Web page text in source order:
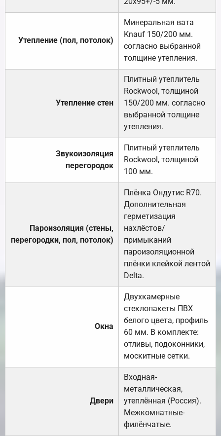
Утепление (пол, потолок)
Минеральная вата
Knauf 150/200 мм.
согласно выбранной
толщине утепления.
Утепление стен
Плитный утеплитель
Rockwool, толщиной
150/200 мм. согласно
выбранной толщине
утепления.
Звукоизоляция
перегородок
Плитный утеплитель
Rockwool, толщиной
100 мм.
Пароизоляция (стены,
перегородки, пол, потолок)
Плёнка Ондутис R70.
Дополнительная
герметизация
нахлёстов/
примыканий
пароизоляционной
плёнки клейкой лентой
Delta.
Окна
Двухкамерные
стеклопакеты ПВХ
белого цвета, профиль
60 мм. В комплекте:
отливы, подоконники,
москитные сетки.
Двери
Входная-
металлическая,
утеплённая (Россия).
Межкомнатные-
филёнчатые.